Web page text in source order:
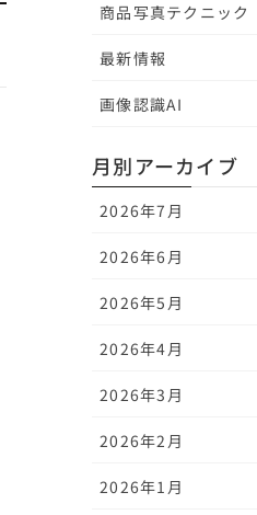
商品写真テクニック
最新情報
画像認識AI
月別アーカイブ
2026年7月
2026年6月
2026年5月
2026年4月
2026年3月
2026年2月
2026年1月